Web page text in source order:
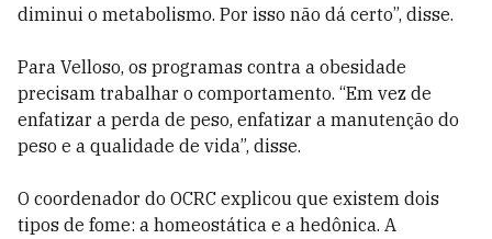
diminui o metabolismo. Por isso não dá certo”, disse.
Para Velloso, os programas contra a obesidade
precisam trabalhar o comportamento. “Em vez de
enfatizar a perda de peso, enfatizar a manutenção do
peso e a qualidade de vida”, disse.
O coordenador do OCRC explicou que existem dois
tipos de fome: a homeostática e a hedônica. A